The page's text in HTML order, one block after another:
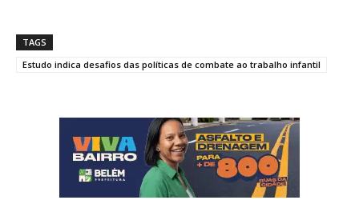
TAGS
Estudo indica desafios das políticas de combate ao trabalho infantil